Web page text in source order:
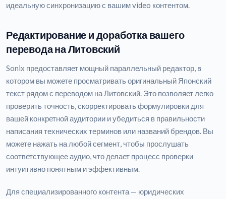
идеальную синхронизацию с вашим video контентом.
Редактирование и доработка вашего
перевода на Литовский
Sonix предоставляет мощный параллельный редактор, в
котором вы можете просматривать оригинальный Японский
текст рядом с переводом на Литовский. Это позволяет легко
проверить точность, скорректировать формулировки для
вашей конкретной аудитории и убедиться в правильности
написания технических терминов или названий брендов. Вы
можете нажать на любой сегмент, чтобы прослушать
соответствующее аудио, что делает процесс проверки
интуитивно понятным и эффективным.
Для специализированного контента — юридических